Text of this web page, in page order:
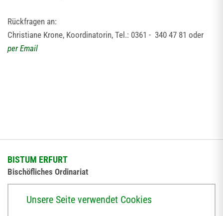
Rückfragen an:
Christiane Krone, Koordinatorin, Tel.: 0361 - 340 47 81 oder
per Email
BISTUM ERFURT
Bischöfliches Ordinariat
Unsere Seite verwendet Cookies